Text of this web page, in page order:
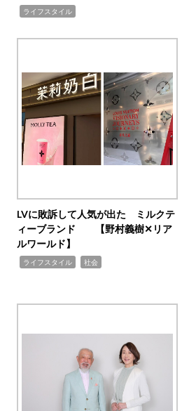
ライフスタイル
LVに敗訴して人気が出た ミルクテ
ィーブランド 【野村義樹✕リア
ルワールド】
ライフスタイル 社会